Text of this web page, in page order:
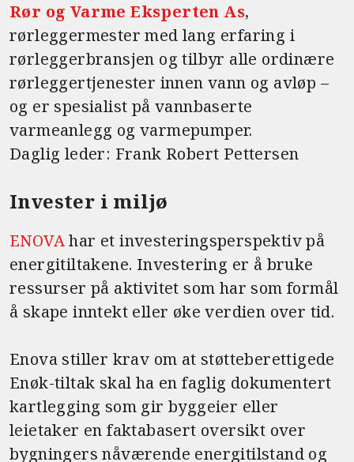
Rør og Varme Eksperten As,
rørleggermester med lang erfaring i
rørleggerbransjen og tilbyr alle ordinære
rørleggertjenester innen vann og avløp –
og er spesialist på vannbaserte
varmeanlegg og varmepumper.
Daglig leder: Frank Robert Pettersen
Invester i miljø
ENOVAhar et investeringsperspektiv på
energitiltakene. Investering er å bruke
ressurser på aktivitet som har som formål
å skape inntekt eller øke verdien over tid.
Enova stiller krav om at støtteberettigede
Enøk-tiltak skal ha en faglig dokumentert
kartlegging som gir byggeier eller
leietaker en faktabasert oversikt over
bygningers nåværende energitilstand og